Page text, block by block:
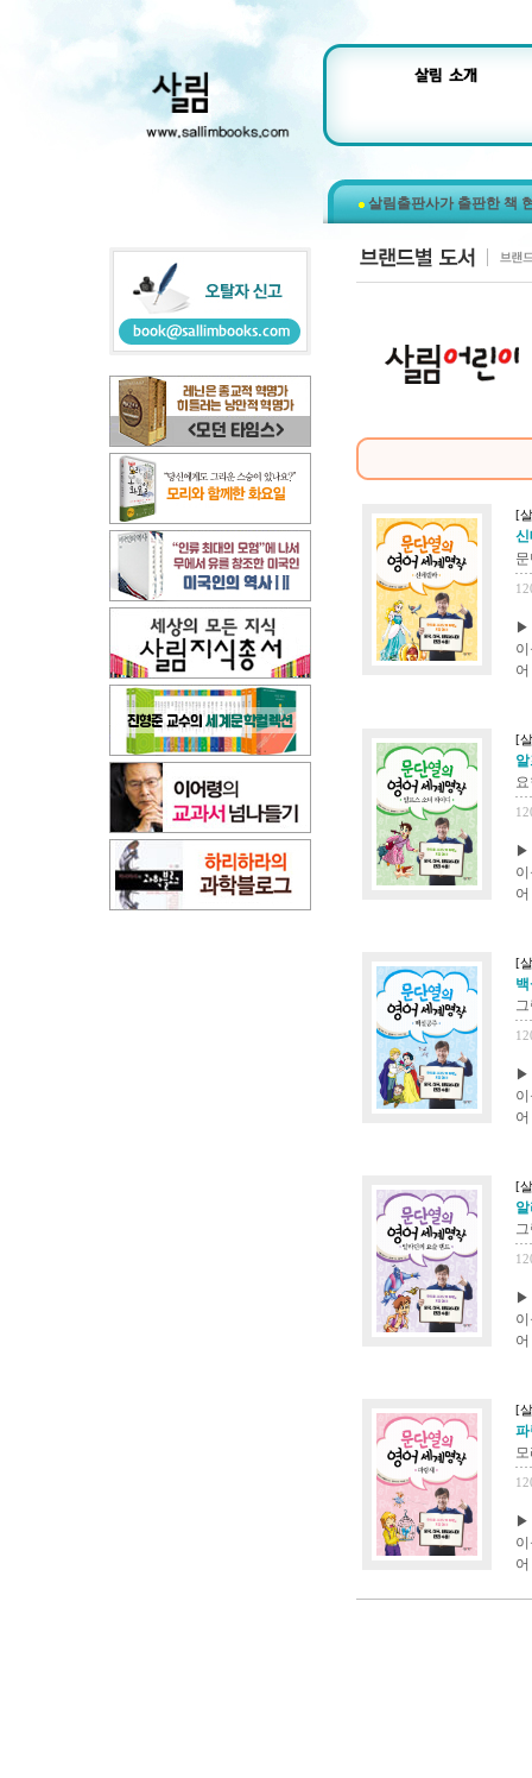
살림출판사가 출판한 책
[
신
▶
[
▶
[
▶
[
▶
[
파
▶